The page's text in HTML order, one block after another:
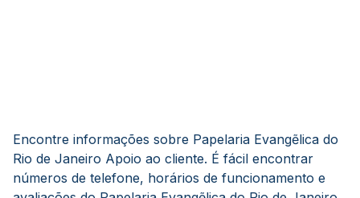
Encontre informações sobre Papelaria Evangẽlica do
Rio de Janeiro Apoio ao cliente. É fácil encontrar
números de telefone, horários de funcionamento e